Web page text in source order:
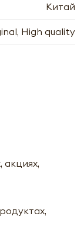
Китай
High quality
данных
на email
в
на email